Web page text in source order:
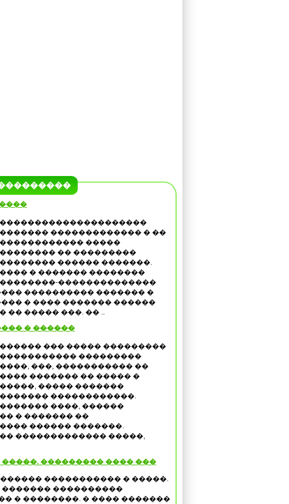
���������������������
������� ������������� � ��
������������ �����
�������� �� ���������
�������� ������ �������.
���� � ������� ��������
��������-��������������
���������� ������� �
� ���� ������� ������
�� ����� ���. �� ..
� ������
������ ��� ����� ���������
����������� ���������
����, ���, ����������� ��
���� ������� �� ����� �
�����, ����� �������
������� ������������.
������� ����, ������
� ������� ��
������ �������.
������������� �����,
�����. ��������� ���� ���
����������� � �����.
������� ����������
� ��������. � ���� �������